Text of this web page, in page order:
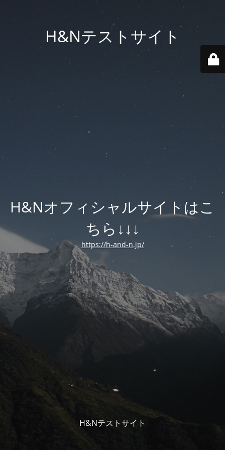
H&Nテストサイト
H&Nオフィシャルサイトはこ
ちら↓↓↓
https://h-and-n.jp/
H&Nテストサイト